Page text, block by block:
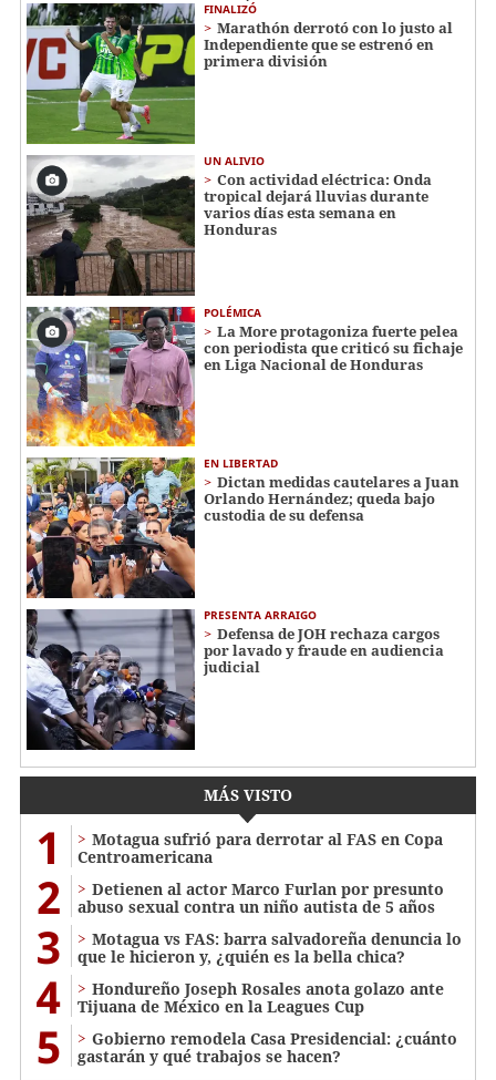
FINALIZÓ
Marathón derrotó con lo justo al
Independiente que se estrenó en
primera división
UN ALIVIO
Con actividad eléctrica: Onda
tropical dejará lluvias durante
varios días esta semana en
Honduras
POLÉMICA
La More protagoniza fuerte pelea
con periodista que criticó su fichaje
en Liga Nacional de Honduras
EN LIBERTAD
Dictan medidas cautelares a Juan
Orlando Hernández; queda bajo
custodia de su defensa
PRESENTA ARRAIGO
Defensa de JOH rechaza cargos
por lavado y fraude en audiencia
judicial
MÁS VISTO
1
Motagua sufrió para derrotar al FAS en Copa
Centroamericana
2
Detienen al actor Marco Furlan por presunto
abuso sexual contra un niño autista de 5 años
3
Motagua vs FAS: barra salvadoreña denuncia lo
que le hicieron y, ¿quién es la bella chica?
4
Hondureño Joseph Rosales anota golazo ante
Tijuana de México en la Leagues Cup
5
Gobierno remodela Casa Presidencial: ¿cuánto
gastarán y qué trabajos se hacen?